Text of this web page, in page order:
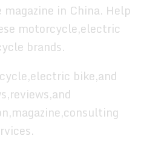
in China. Help
motorcycle,electric
brands.
bike,and